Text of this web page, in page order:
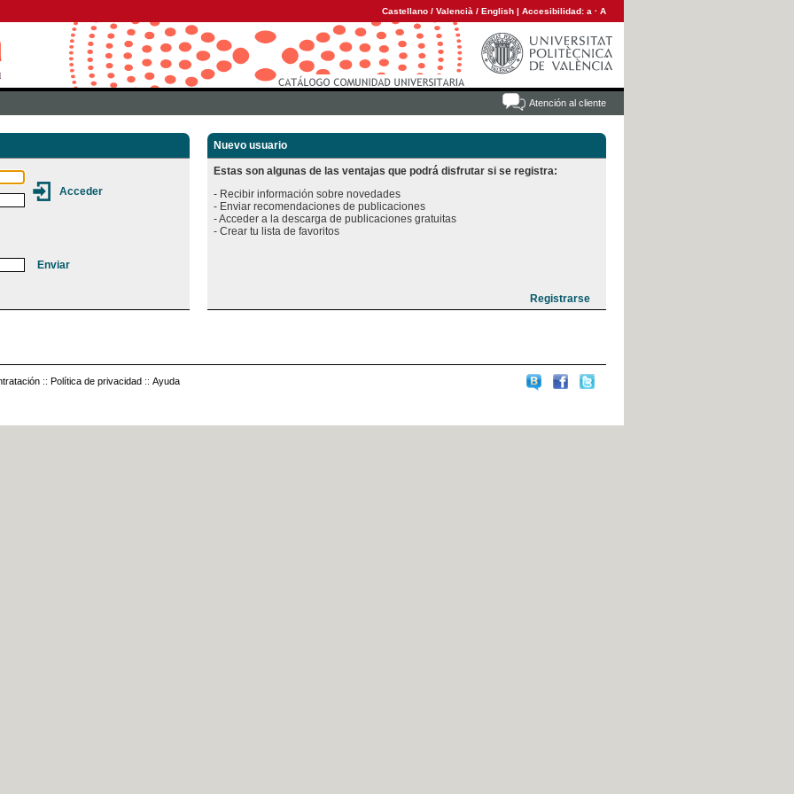
Castellano / Valencià / English | Accesibilidad: a · A
Atención al cliente
Nuevo usuario
Estas son algunas de las ventajas que podrá disfrutar si se registra:
- Recibir información sobre novedades
- Enviar recomendaciones de publicaciones
- Acceder a la descarga de publicaciones gratuitas
:: Política de privacidad :: Ayuda